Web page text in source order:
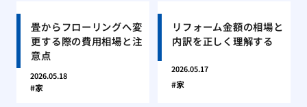
畳からフローリングへ変
更する際の費用相場と注
意点
2026.05.18
家
リフォーム金額の相場と
内訳を正しく理解する
2026.05.17
家